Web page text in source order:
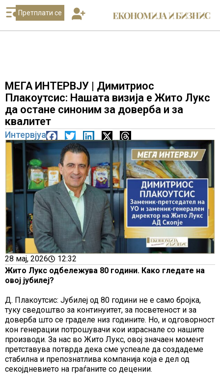
Претплати се
МЕГА ИНТЕРВЈУ | Димитриос
Плакоутсис: Нашата визија е Жито Лукс
да остане синоним за доверба и за
квалитет
Интервјуа
28 мај, 2026
12:32
Жито Лукс одбележува 80 години. Како гледате на
овој јубилеј?
Д. Плакоутсис: Јубилеј од 80 години не е само бројка,
туку сведоштво за континуитет, за посветеност и за
доверба што се граделе низ годините. Но, и одговорност
кон генерации потрошувачи кои израснале со нашите
производи. За нас во Жито Лукс, овој значаен момент
претставува потврда дека сме успеале да создадеме
стабилна и препознатлива компанија која е дел од
секојдневието на граѓаните со децении.